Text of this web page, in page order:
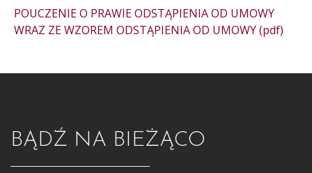
POUCZENIE O PRAWIE ODSTĄPIENIA OD UMOWY
WRAZ ZE WZOREM ODSTĄPIENIA OD UMOWY (pdf)
BĄDŹ NA BIEŻĄCO